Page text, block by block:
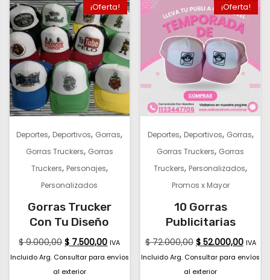
¡Oferta!
Deportes, Deportivos, Gorras,
Gorras Truckers, Gorras
Truckers, Personajes,
Personalizados
Gorras Trucker
Con Tu Diseño
$9.000,00 $ 7.500,00 IVA
Incluido Arg. Consultar para envíos
al exterior
¡Oferta!
Deportes, Deportivos, Gorras,
Gorras Truckers, Gorras
Truckers, Personalizados,
Promos x Mayor
10 Gorras
Publicitarias
$72.000,00 $52.000,00 IVA
Incluido Arg. Consultar para envíos
al exterior